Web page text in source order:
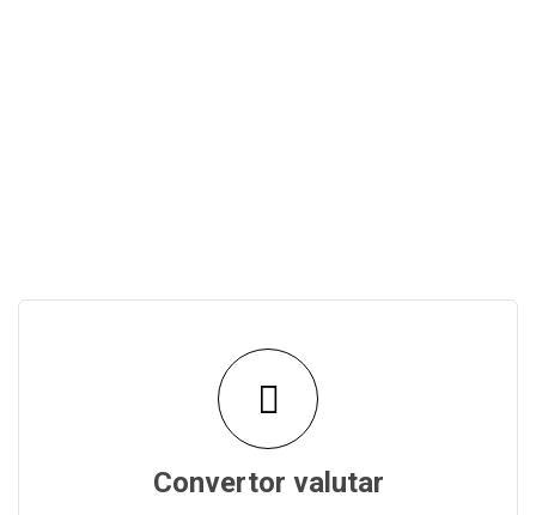
Convertor valutar